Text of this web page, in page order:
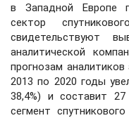
в Западной Европе
сектор
свидетельствуют
аналитической
прогнозам
2013 по 2020 годы
38,4%) и составит
сегмент